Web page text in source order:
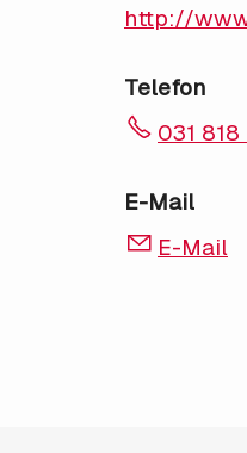
http://
Telefon
031
E-Mail
E-Mail